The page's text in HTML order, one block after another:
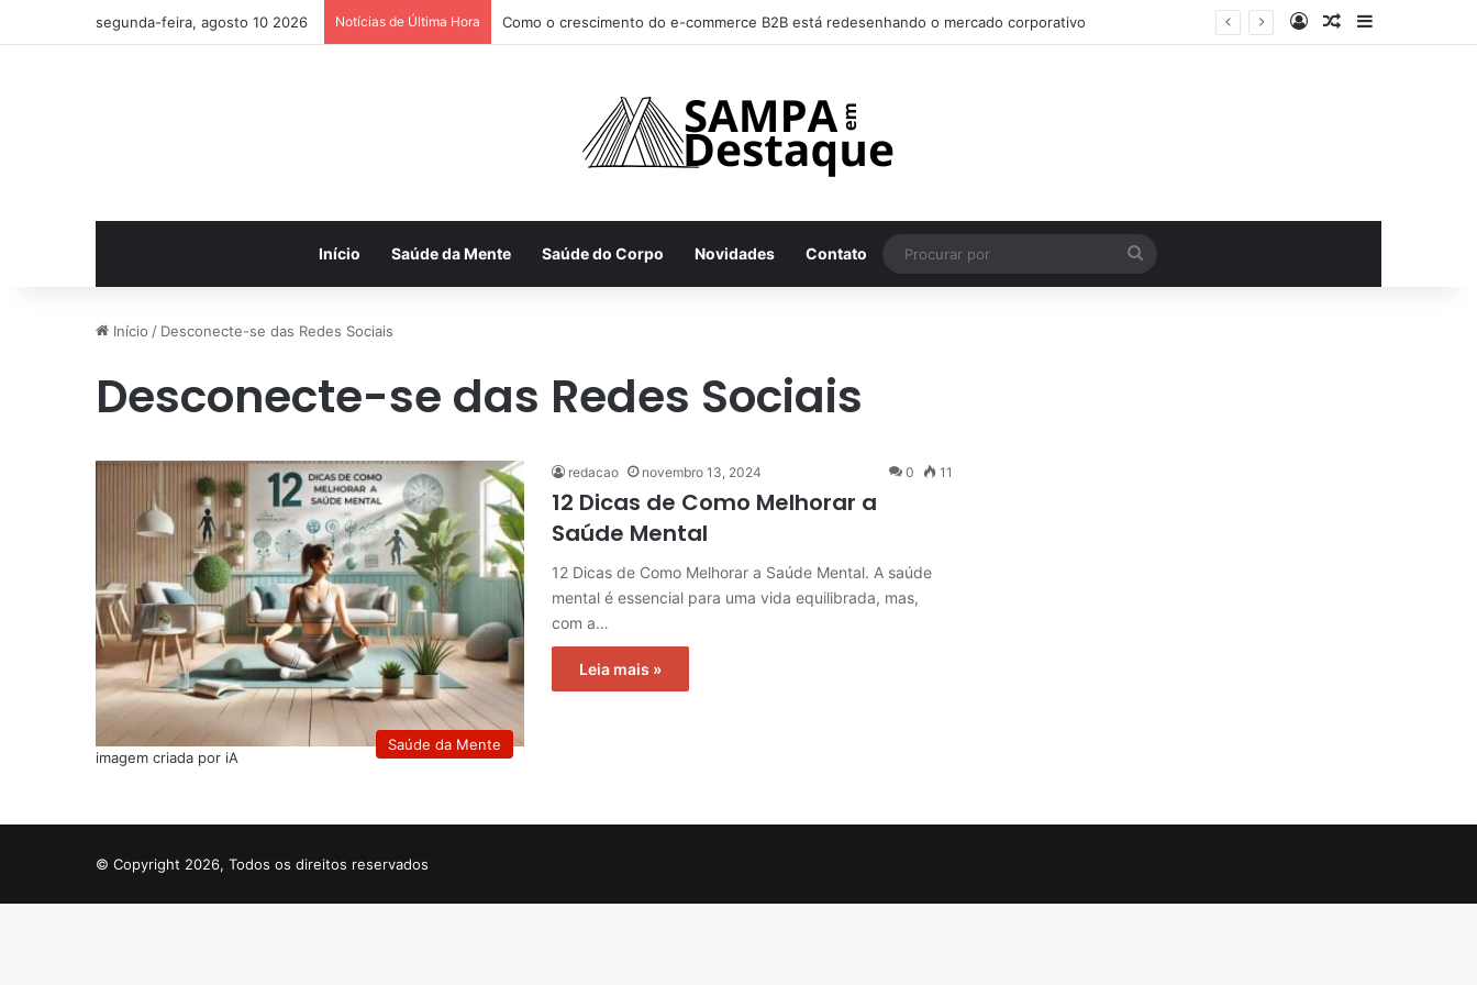
segunda-feira, agosto 10 2026 Notícias de Última Hora Como o crescimento do e-commerce B2B está redesenhando o mercado corporativo EntrarArtigo aleatório
Barra Lateral
Início Saúde da Mente Saúde do Corpo Novidades Contato
por
Início / Desconecte-se das Redes Sociais
Desconecte-se das Redes Sociais
Saúde da Mente
imagem criada por iA
redacao novembro 13, 2024 0 11
12 Dicas de Como Melhorar a
Saúde Mental
12 Dicas de Como Melhorar a Saúde Mental. A saúde
mental é essencial para uma vida equilibrada, mas,
com a…
Leia mais »
© Copyright 2026, Todos os direitos reservados